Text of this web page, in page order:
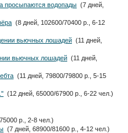
просыпаются водопады (7 дней,
(8 дней, 102600/70400 р., 6-12
вьючных лошадей (11 дней,
вьючных лошадей (11 дней,
(11 дней, 79800/79800 р., 5-15
(12 дней, 65000/67900 р., 6-22 чел.)
р., 2-8 чел.)
(7 дней, 68900/81600 р., 4-12 чел.)